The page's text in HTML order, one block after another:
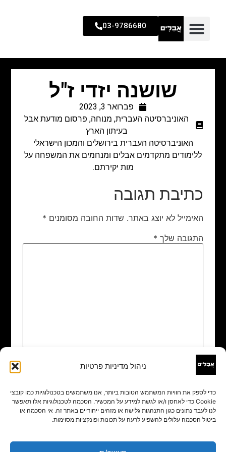
ניהול מדיניות פרטיות
כדי לספק את חוויות המשתמש הטובות ביותר, אנו משתמשים בטכנולוגיות כמו קובצי
Cookie כדי לאחסן ו/או לגשת למידע על המכשיר. הסכמה לטכנולוגיות אלו תאפשר
לנו לעבד נתונים כגון התנהגות גלישה או מזהים ייחודיים באתר זה. אי הסכמה או
ביטול הסכמה עלולים להשפיע לרעה על תכונות ופונקציות מסוימות.
03-9786680
שושנה יזדי ז"ל
פברואר 3, 2023
האוניברסיטה העברית, מנוחה, פרסום מודעת אבל
בעיתון הארץ
האוניברסיטה העברית בירושלים והמכון הישראלי
ללימודים מתקדמים אבלים ומנחמים את המשפחה על
מות יקירתם.
כתיבת תגובה
האימייל לא יוצג באתר. שדות החובה מסומנים *
התגובה שלך *
שם
אימייל*